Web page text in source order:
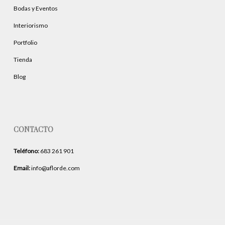
Bodas y Eventos
Interiorismo
Portfolio
Tienda
Blog
CONTACTO
Teléfono:683 261 901
Email:info@aflorde.com